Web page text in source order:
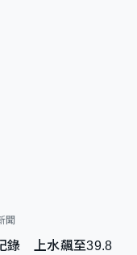
聞
錄 上水飆至39.8